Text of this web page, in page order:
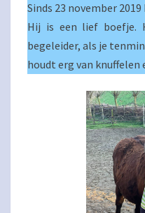
Sinds 23 november 2019
Hij is een lief boefje.
begeleider, als je
houdt erg van knuffelen